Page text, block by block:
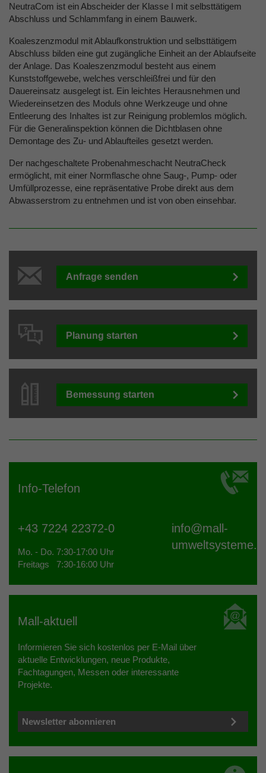
NeutraCom ist ein Abscheider der Klasse I mit selbsttätigem
Abschluss und Schlammfang in einem Bauwerk.
Koaleszenzmodul mit Ablaufkonstruktion und selbsttätigem
Abschluss bilden eine gut zugängliche Einheit an der Ablaufseite
der Anlage. Das Koaleszenzmodul besteht aus einem
Kunststoffgewebe, welches verschleißfrei und für den
Dauereinsatz ausgelegt ist. Ein leichtes Herausnehmen und
Wiedereinsetzen des Moduls ohne Werkzeuge und ohne
Entleerung des Inhaltes ist zur Reinigung problemlos möglich.
Für die Generalinspektion können die Dichtblasen ohne
Demontage des Zu- und Ablaufteiles gesetzt werden.
Der nachgeschaltete Probenahmeschacht NeutraCheck
ermöglicht, mit einer Normflasche ohne Saug-, Pump- oder
Umfüllprozesse, eine repräsentative Probe direkt aus dem
Abwasserstrom zu entnehmen und ist von oben einsehbar.
Anfrage senden
Planung starten
Bemessung starten
Info-Telefon
+43 7224 22372-0
Mo. - Do. 7:30-17:00 Uhr
Freitags 7:30-16:00 Uhr
info@mall-
Mall-aktuell
Informieren Sie sich kostenlos per E-Mail über
aktuelle Entwicklungen, neue Produkte,
Fachtagungen, Messen oder interessante
Projekte.
Newsletter abonnieren